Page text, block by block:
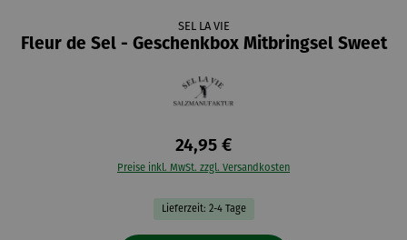
SEL LA VIE
Fleur de Sel - Geschenkbox Mitbringsel Sweet
24,95 €
Preise inkl. MwSt. zzgl. Versandkosten
Lieferzeit: 2-4 Tage